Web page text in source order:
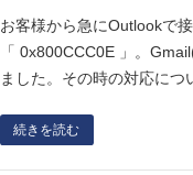
お客様から急にOutlookで
「 0x800CCC0E 」。
ました。その時の対応につ
続きを読む